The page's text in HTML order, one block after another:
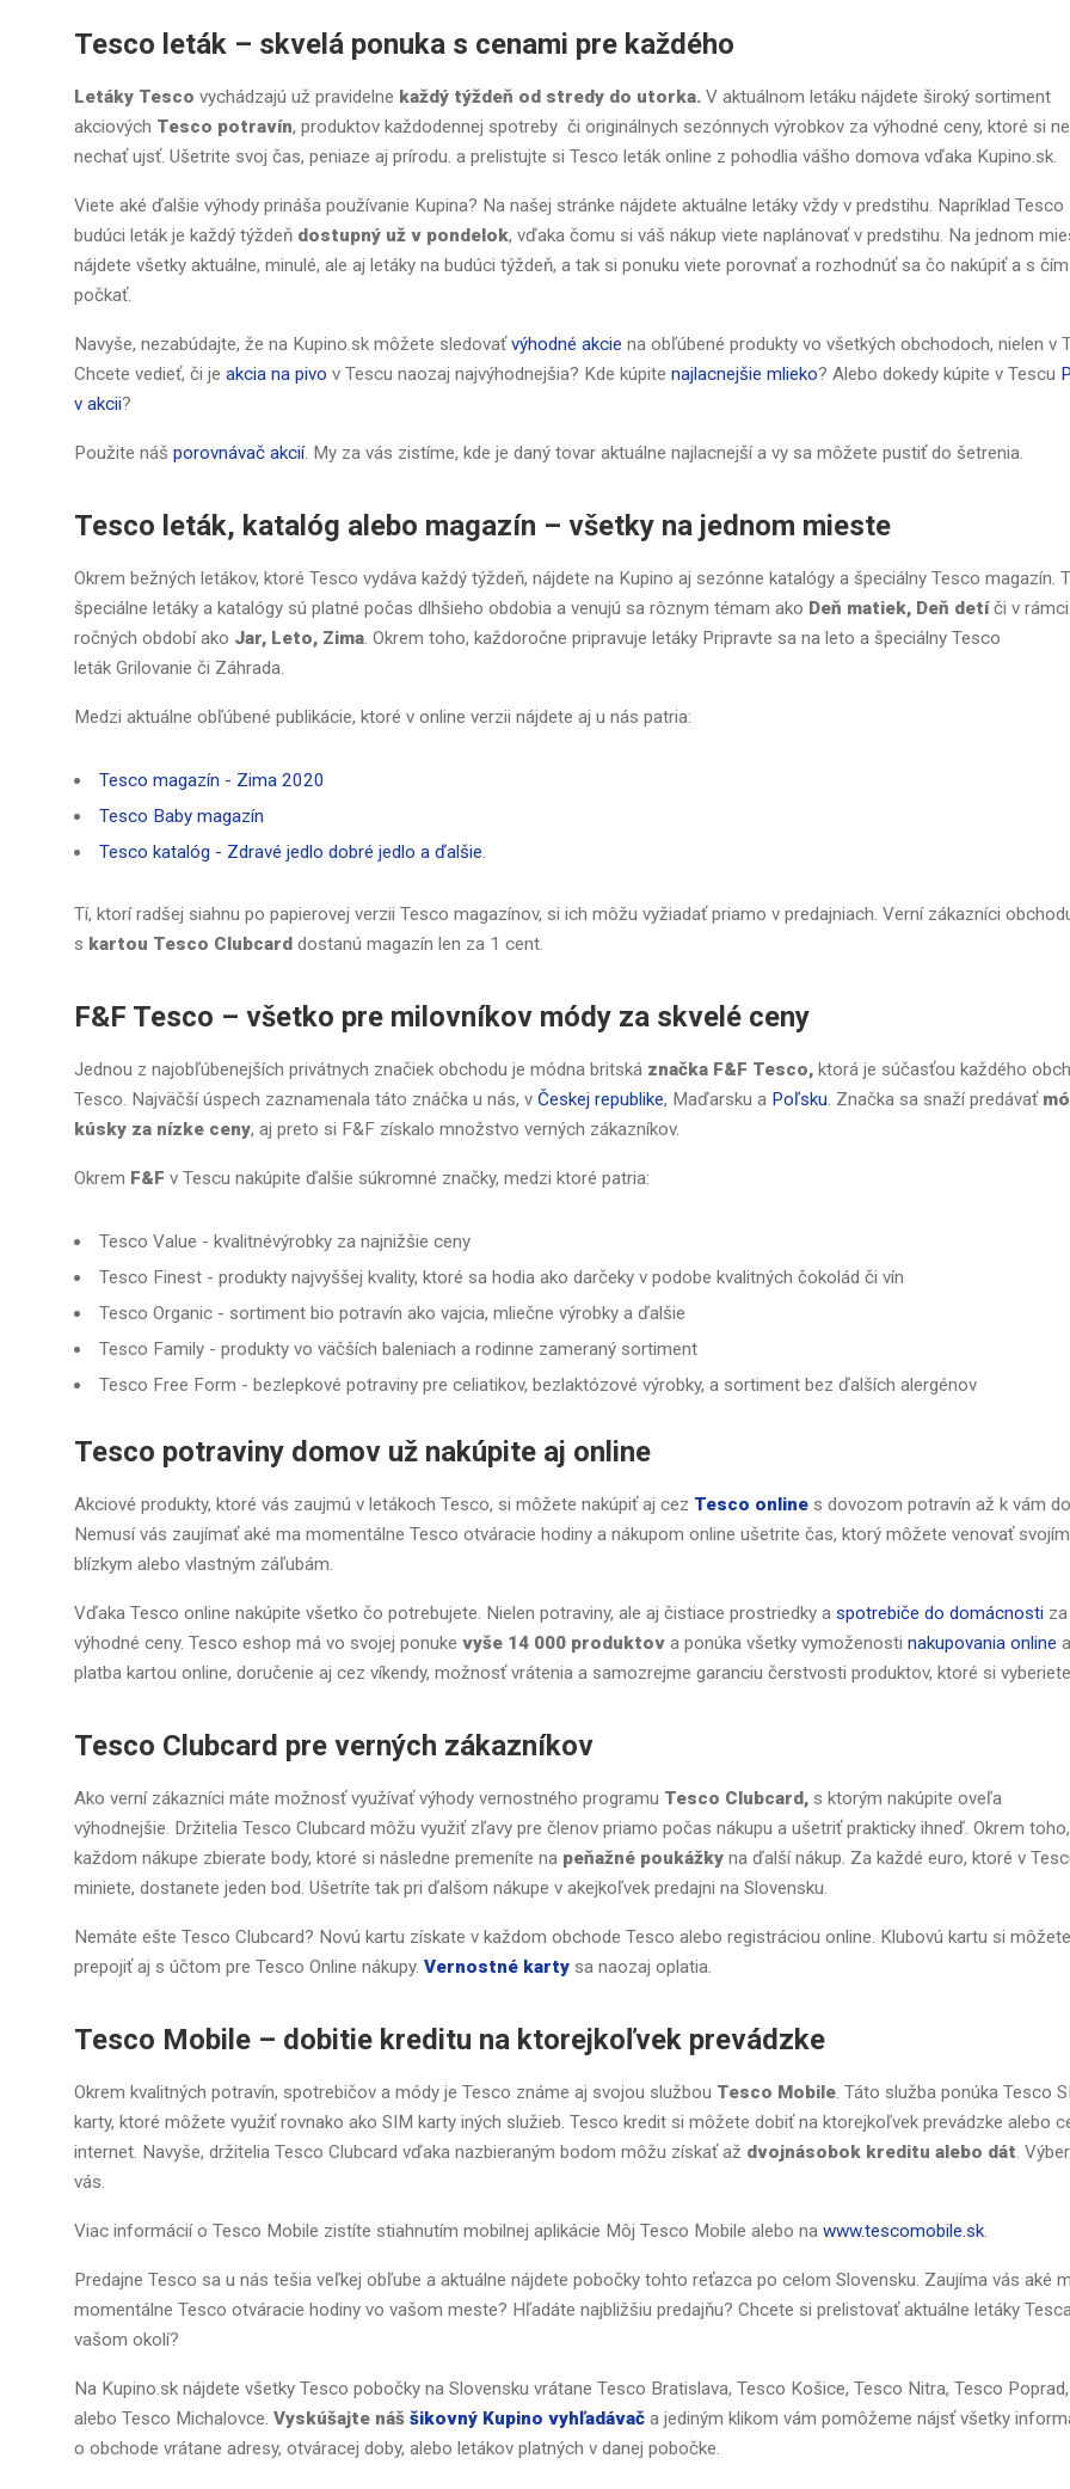
Tesco leták – skvelá ponuka s cenami pre každého
Letáky Tesco vychádzajú už pravidelne každý týždeň od stredy do utorka. V aktuálnom letáku nájdete široký sortiment
akciových Tesco potravín, produktov každodennej spotreby či originálnych sezónnych výrobkov za výhodné ceny, ktoré si
nechať ujsť. Ušetrite svoj čas, peniaze aj prírodu. a prelistujte si Tesco leták online z pohodlia vášho domova vďaka Kupino.sk.
Viete aké ďalšie výhody prináša používanie Kupina? Na našej stránke nájdete aktuálne letáky vždy v predstihu. Napríklad Tesco
budúci leták je každý týždeň dostupný už v pondelok, vďaka čomu si váš nákup viete naplánovať v predstihu. Na jednom
nájdete všetky aktuálne, minulé, ale aj letáky na budúci týždeň, a tak si ponuku viete porovnať a rozhodnúť sa čo nakúpiť a s čím
počkať.
Navyše, nezabúdajte, že na Kupino.sk môžete sledovaťvýhodné akcie na obľúbené produkty vo všetkých obchodoch, nielen v
Chcete vedieť, či je akcia na pivo v Tescu naozaj najvýhodnejšia? Kde kúpite najlacnejšie mlieko? Alebo dokedy kúpite v Tescu
v akcii?
Použite náš porovnávač akcií. My za vás zistíme, kde je daný tovar aktuálne najlacnejší a vy sa môžete pustiť do šetrenia.
Tesco leták, katalóg alebo magazín – všetky na jednom mieste
Okrem bežných letákov, ktoré Tesco vydáva každý týždeň, nájdete na Kupino aj sezónne katalógy a špeciálny Tesco magazín.
špeciálne letáky a katalógy sú platné počas dlhšieho obdobia a venujú sa rôznym témam ako Deň matiek, Deň detíči v rámci
ročných období ako Jar, Leto, Zima. Okrem toho, každoročne pripravuje letáky Pripravte sa na leto a špeciálny Tesco
leták Grilovanie či Záhrada.
Medzi aktuálne obľúbené publikácie, ktoré v online verzii nájdete aj u nás patria:
Tesco magazín - Zima 2020
Tesco Baby magazín
Tesco katalóg - Zdravé jedlo dobré jedlo a ďalšie.
Tí, ktorí radšej siahnu po papierovej verzii Tesco magazínov, si ich môžu vyžiadať priamo v predajniach. Verní zákazníci
s kartou Tesco Clubcard dostanú magazín len za 1 cent.
F&F Tesco – všetko pre milovníkov módy za skvelé ceny
Jednou z najobľúbenejších privátnych značiek obchodu je módna britská značka F&F Tesco, ktorá je súčasťou každého
Tesco. Najväčší úspech zaznamenala táto znáčka u nás, v Českej republike, Maďarsku a Poľsku. Značka sa snaží predávať
kúsky za nízke ceny, aj preto si F&F získalo množstvo verných zákazníkov.
Okrem F&F v Tescu nakúpite ďalšie súkromné značky, medzi ktoré patria:
Tesco Value - kvalitnévýrobky za najnižšie ceny
Tesco Finest - produkty najvyššej kvality, ktoré sa hodia ako darčeky v podobe kvalitných čokolád či vín
Tesco Organic - sortiment bio potravín ako vajcia, mliečne výrobky a ďalšie
Tesco Family - produkty vo väčších baleniach a rodinne zameraný sortiment
Tesco Free Form - bezlepkové potraviny pre celiatikov, bezlaktózové výrobky, a sortiment bez ďalších alergénov
Tesco potraviny domov už nakúpite aj online
Akciové produkty, ktoré vás zaujmú v letákoch Tesco, si môžete nakúpiť aj cez Tesco online s dovozom potravín až k vám
Nemusí vás zaujímať aké ma momentálne Tesco otváracie hodiny a nákupom online ušetrite čas, ktorý môžete venovať svojím
blízkym alebo vlastným záľubám.
Vďaka Tesco online nakúpite všetko čo potrebujete. Nielen potraviny, ale aj čistiace prostriedky a spotrebiče do domácnosti za
výhodné ceny. Tesco eshop má vo svojej ponuke vyše 14 000 produktov a ponúka všetky vymoženosti nakupovania online
platba kartou online, doručenie aj cez víkendy, možnosť vrátenia a samozrejme garanciu čerstvosti produktov, ktoré si
Tesco Clubcard pre verných zákazníkov
Ako verní zákazníci máte možnosť využívať výhody vernostného programu Tesco Clubcard, s ktorým nakúpite oveľa
výhodnejšie. Držitelia Tesco Clubcard môžu využiť zľavy pre členov priamo počas nákupu a ušetriť prakticky ihneď. Okrem
každom nákupe zbierate body, ktoré si následne premeníte na peňažné poukážky na ďalší nákup. Za každé euro, ktoré v
miniete, dostanete jeden bod. Ušetríte tak pri ďalšom nákupe v akejkoľvek predajni na Slovensku.
Nemáte ešte Tesco Clubcard? Novú kartu získate v každom obchode Tesco alebo registráciou online. Klubovú kartu si môžete
prepojiť aj s účtom pre Tesco Online nákupy. Vernostné karty sa naozaj oplatia.
Tesco Mobile – dobitie kreditu na ktorejkoľvek prevádzke
Okrem kvalitných potravín, spotrebičov a módy je Tesco známe aj svojou službou Tesco Mobile . Táto služba ponúka Tesco
karty, ktoré môžete využiť rovnako ako SIM karty iných služieb. Tesco kredit si môžete dobiť na ktorejkoľvek prevádzke alebo
internet. Navyše, držitelia Tesco Clubcard vďaka nazbieraným bodom môžu získať až dvojnásobok kreditu alebo dát .
vás.
Viac informácií o Tesco Mobile zistíte stiahnutím mobilnej aplikácie Môj Tesco Mobile alebo na www.tescomobile.sk
Predajne Tesco sa u nás tešia veľkej obľube a aktuálne nájdete pobočky tohto reťazca po celom Slovensku. Zaujíma vás aké
momentálne Tesco otváracie hodiny vo vašom meste? Hľadáte najbližšiu predajňu? Chcete si prelistovať aktuálne letáky
vašom okolí?
Na Kupino.sk nájdete všetky Tesco pobočky na Slovensku vrátane Tesco Bratislava, Tesco Košice, Tesco Nitra, Tesco Poprad,
alebo Tesco Michalovce. Vyskúšajte náš šikovný Kupino vyhľadávač a jediným klikom vám pomôžeme nájsť všetky
o obchode vrátane adresy, otváracej doby, alebo letákov platných v danej pobočke.